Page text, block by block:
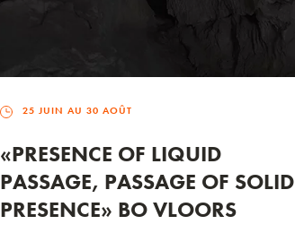
25 JUIN AU 30 AOÛT
«PRESENCE OF LIQUID
PASSAGE, PASSAGE OF SOLID
PRESENCE» BO VLOORS